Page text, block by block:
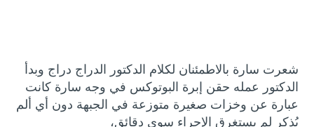
شعرت سارة بالاطمئنان لكلام الدكتور الدراج دراج وبدأ
الدكتور عمله حقن إبرة البوتوكس في وجه سارة كانت
عبارة عن وخزات صغيرة متوزعة في الجبهة دون أي ألم
يُذكر لم يستغرق الإجراء سوى دقائق،